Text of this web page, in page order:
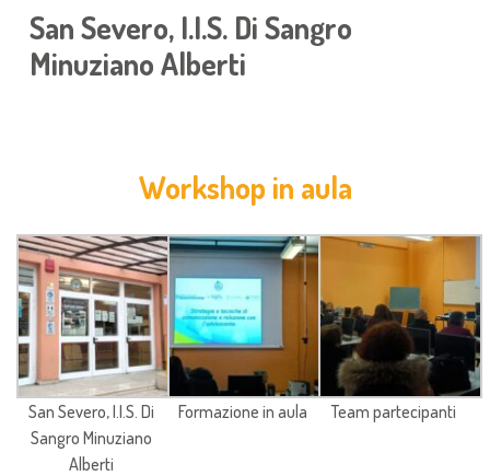
San Severo, I.I.S. Di Sangro
Minuziano Alberti
Workshop in aula
San Severo, I.I.S. Di
Sangro Minuziano
Alberti
Formazione in aula Team partecipanti